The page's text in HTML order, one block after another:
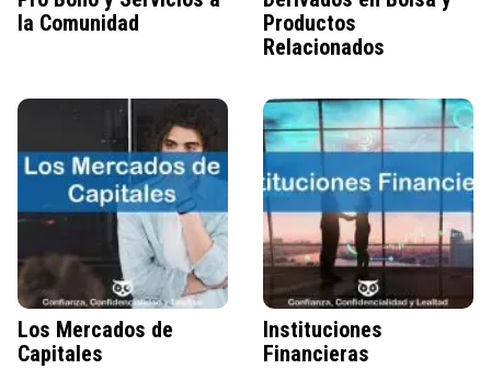
la Comunidad
Productos
Relacionados
Los Mercados de
Capitales
Instituciones
Financieras